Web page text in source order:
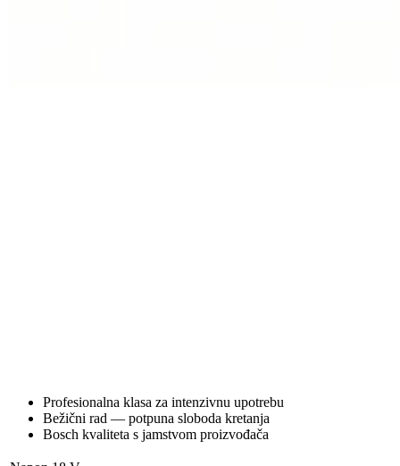
Profesionalna klasa za intenzivnu upotrebu
Bežični rad — potpuna sloboda kretanja
Bosch kvaliteta s jamstvom proizvođača